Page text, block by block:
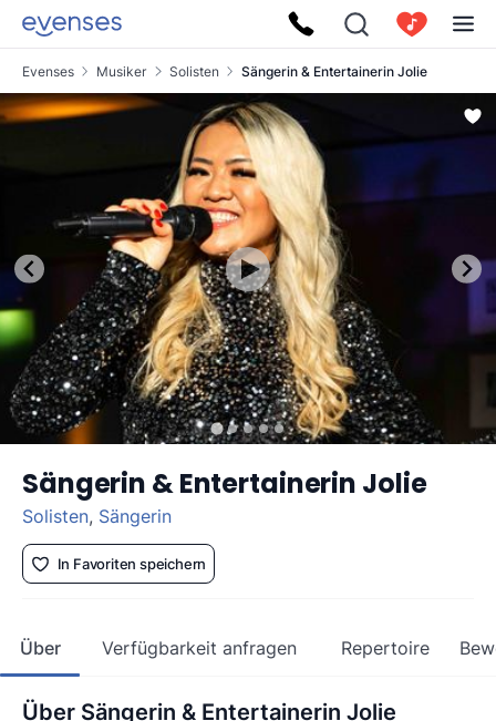
Evenses Musiker Solisten Sängerin & Entertainerin Jolie
Sängerin & Entertainerin Jolie
Solisten, Sängerin
In Favoriten speichern
Über Verfügbarkeit anfragen Repertoire
Über Sängerin & Entertainerin Jolie